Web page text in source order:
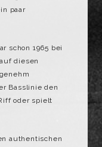
paar
schon 1965 bei
diesen
Basslinie den
oder spielt
authentischen